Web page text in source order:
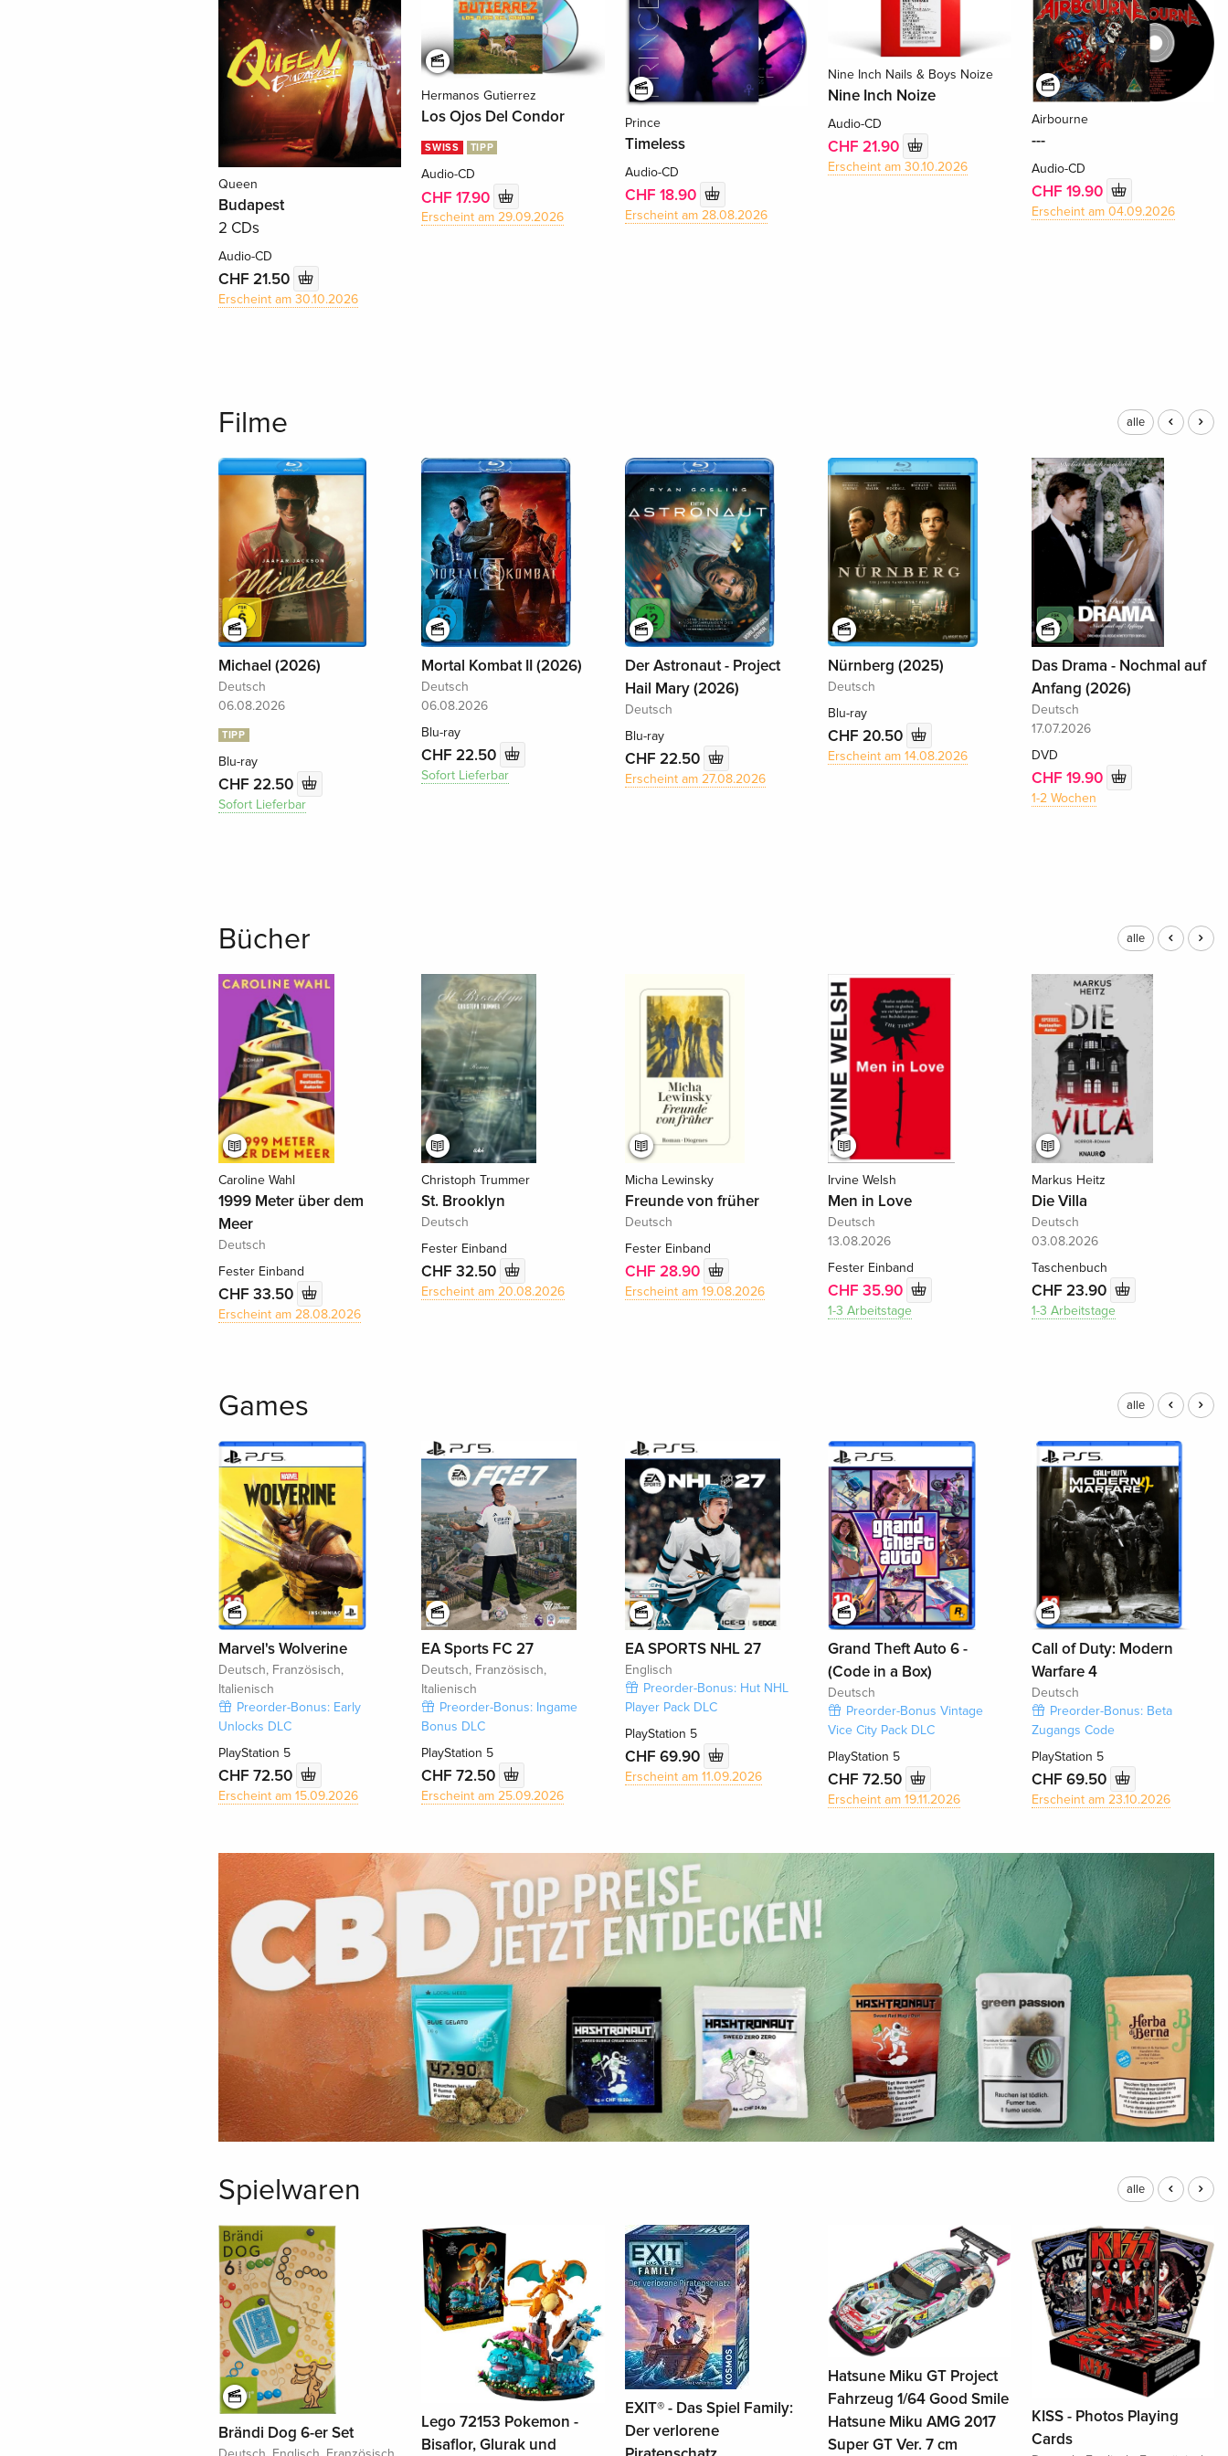
Queen
Budapest
2 CDs
Audio-CD
CHF 21.50
Erscheint am 30.10.2026
Hermanos Gutierrez
Los Ojos Del Condor
SWISS TIPP
Audio-CD
CHF 17.90
Erscheint am 29.09.2026
Prince
Timeless
Audio-CD
CHF 18.90
Erscheint am 28.08.2026
Nine Inch Nails & Boys Noize
Nine Inch Noize
Audio-CD
CHF 21.90
Erscheint am 30.10.2026
Airbourne
---
Audio-CD
CHF 19.90
Erscheint am 04.09.2026
Filme alle
Michael (2026)
Deutsch
06.08.2026
TIPP
Blu-ray
CHF 22.50
Sofort Lieferbar
Mortal Kombat II (2026)
Deutsch
06.08.2026
Blu-ray
CHF 22.50
Sofort Lieferbar
Der Astronaut - Project
Hail Mary (2026)
Deutsch
Blu-ray
CHF 22.50
Erscheint am 27.08.2026
Nürnberg (2025)
Deutsch
Blu-ray
CHF 20.50
Erscheint am 14.08.2026
Das Drama - Nochmal auf
Anfang (2026)
Deutsch
17.07.2026
DVD
CHF 19.90
1-2 Wochen
Bücher alle
Caroline Wahl
1999 Meter über dem
Meer
Deutsch
Fester Einband
CHF 33.50
Erscheint am 28.08.2026
Christoph Trummer
St. Brooklyn
Deutsch
Fester Einband
CHF 32.50
Erscheint am 20.08.2026
Micha Lewinsky
Freunde von früher
Deutsch
Fester Einband
CHF 28.90
Erscheint am 19.08.2026
Irvine Welsh
Men in Love
Deutsch
13.08.2026
Fester Einband
CHF 35.90
1-3 Arbeitstage
Markus Heitz
Die Villa
Deutsch
03.08.2026
Taschenbuch
CHF 23.90
1-3 Arbeitstage
Games alle
Marvel's Wolverine
Deutsch, Französisch,
Italienisch
Preorder-Bonus: Early
Unlocks DLC
PlayStation 5
CHF 72.50
Erscheint am 15.09.2026
EA Sports FC 27
Deutsch, Französisch,
Italienisch
Preorder-Bonus: Ingame
Bonus DLC
PlayStation 5
CHF 72.50
Erscheint am 25.09.2026
EA SPORTS NHL 27
Englisch
Preorder-Bonus: Hut NHL
Player Pack DLC
PlayStation 5
CHF 69.90
Erscheint am 11.09.2026
Grand Theft Auto 6 -
(Code in a Box)
Deutsch
Preorder-Bonus Vintage
Vice City Pack DLC
PlayStation 5
CHF 72.50
Erscheint am 19.11.2026
Call of Duty: Modern
Warfare 4
Deutsch
Preorder-Bonus: Beta
Zugangs Code
PlayStation 5
CHF 69.50
Erscheint am 23.10.2026
Spielwaren alle
Brändi Dog 6-er Set
Lego 72153 Pokemon -
Bisaflor, Glurak und
EXIT® - Das Spiel Family:
Der verlorene
Hatsune Miku GT Project
Fahrzeug 1/64 Good Smile
Hatsune Miku AMG 2017
Super GT Ver. 7 cm
KISS - Photos Playing
Cards